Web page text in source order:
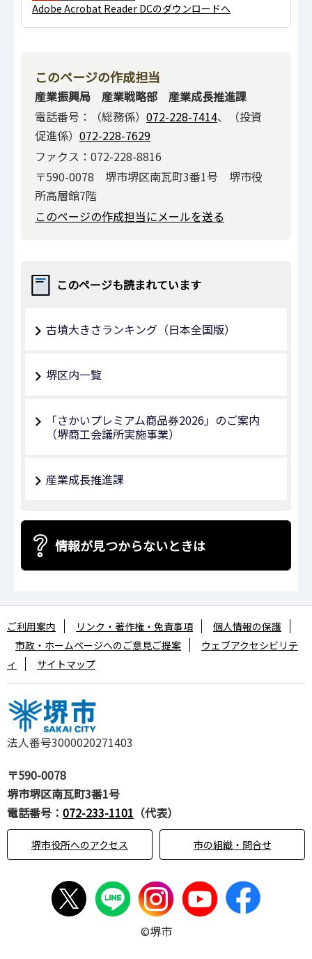
Adobe Acrobat Reader DCのダウンロードへ
このページの作成担当
産業振興局 産業戦略部 産業成長推進課
電話番号：（総務係） 072-228-7414、（投資
促進係） 072-228-7629
ファクス：072-228-8816
〒590-0078 堺市堺区南瓦町3番1号 堺市役
所高層館7階
このページの作成担当にメールを送る
このページも読まれています
古墳大きさランキング（日本全国版）
堺区内一覧
「さかいプレミアム商品券2026」のご案内
（堺商工会議所実施事業）
産業成長推進課
情報が見つからないときは
法人番号3000020271403
〒590-0078
堺市堺区南瓦町3番1号
電話番号： 072-233-1101 （代表）
堺市役所へのアクセス 市の組織・問合せ
ご利用案内 リンク・著作権・免責事項
個人情報の保護
市政・ホームページへのご意見ご提案
ウェブアクセシビリテ
ィ
サイトマップ
©堺市